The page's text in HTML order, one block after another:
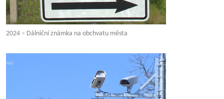
2024 – Dálniční známka na obchvatu města